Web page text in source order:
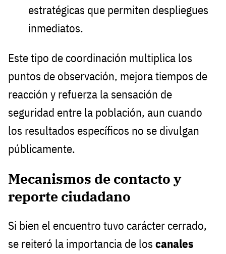
estratégicas que permiten despliegues
inmediatos.
Este tipo de coordinación multiplica los
puntos de observación, mejora tiempos de
reacción y refuerza la sensación de
seguridad entre la población, aun cuando
los resultados específicos no se divulgan
públicamente.
Mecanismos de contacto y
reporte ciudadano
Si bien el encuentro tuvo carácter cerrado,
se reiteró la importancia de los canales